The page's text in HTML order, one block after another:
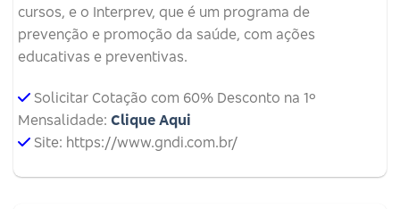
cursos, e o Interprev, que é um programa de
prevenção e promoção da saúde, com ações
educativas e preventivas.
Solicitar Cotação com 60% Desconto na 1º
Mensalidade: Clique Aqui
Site: https://www.gndi.com.br/